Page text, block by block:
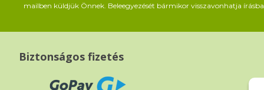
mailben küldjük Önnek. Beleegyezését bármikor visszavonhatja
Biztonságos fizetés